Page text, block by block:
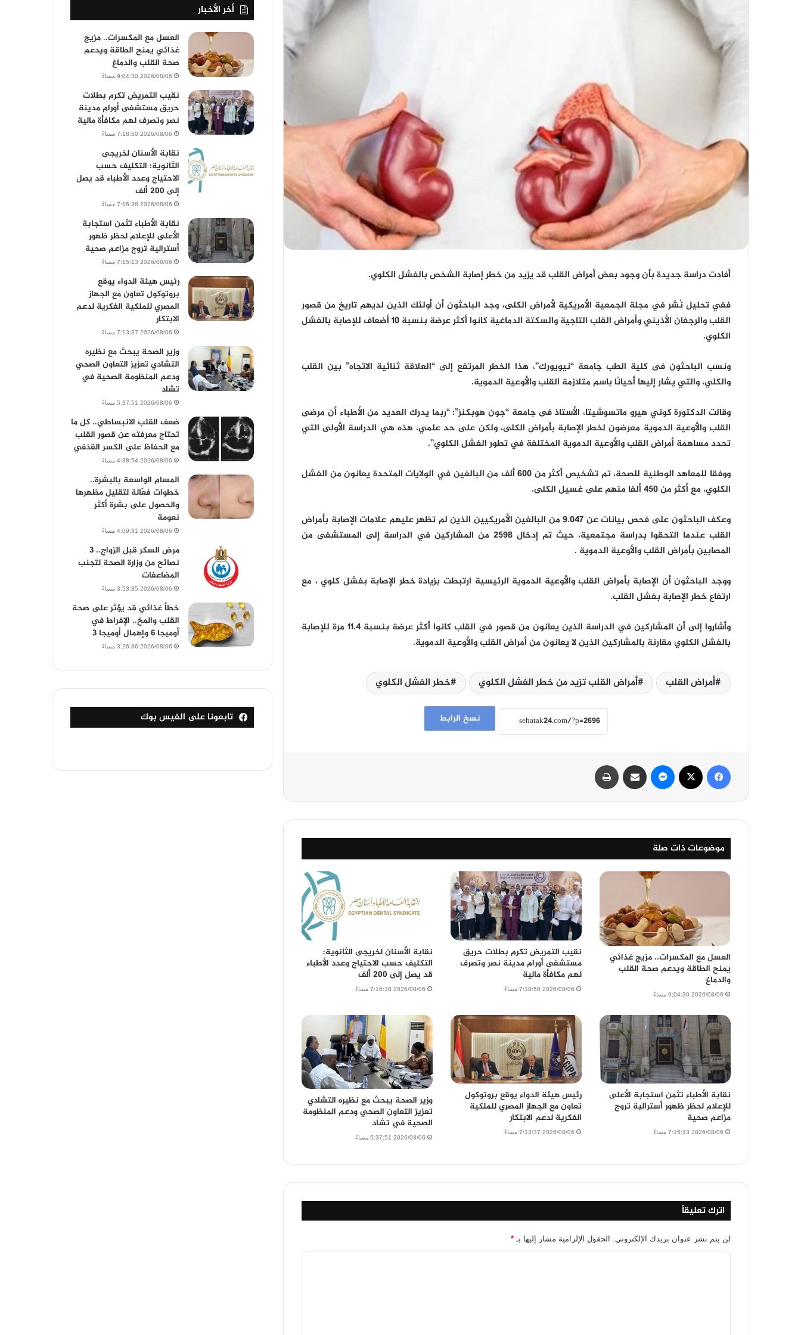
أفادت دراسة جديدة بأن وجود بعض أمراض القلب قد يزيد من خطر إصابة الشخص بالفشل الكلوي.
ففي تحليل نُشر في مجلة الجمعية الأمريكية لأمراض الكلى، وجد الباحثون أن أولئك الذين لديهم تاريخ من قصور
القلب والرجفان الأذيني وأمراض القلب التاجية والسكتة الدماغية كانوا أكثر عرضة بنسبة 10 أضعاف للإصابة بالفشل
الكلوي.
ونسب الباحثون فى كلية الطب جامعة “نيويورك”، هذا الخطر المرتفع إلى “العلاقة ثنائية الاتجاه” بين القلب
والكلي، والتي يشار إليها أحيانًا باسم متلازمة القلب والأوعية الدموية.
وقالت الدكتورة كوني هيرو ماتسوشيتا، الأستاذ فى جامعة “جون هوبكنز”: “ربما يدرك العديد من الأطباء أن مرضى
القلب والأوعية الدموية معرضون لخطر الإصابة بأمراض الكلى، ولكن على حد علمي، هذه هي الدراسة الأولى التي
تحدد مساهمة أمراض القلب والأوعية الدموية المختلفة في تطور الفشل الكلوي”.
ووفقا للمعاهد الوطنية للصحة، تم تشخيص أكثر من 600 ألف من البالغين في الولايات المتحدة يعانون من الفشل
الكلوي، مع أكثر من 450 ألفا منهم على غسيل الكلى.
وعكف الباحثون على فحص بيانات عن 9.047 من البالغين الأمريكيين الذين لم تظهر عليهم علامات الإصابة بأمراض
القلب عندما التحقوا بدراسة مجتمعية، حيث تم إدخال 2598 من المشاركين في الدراسة إلى المستشفى من
المصابين بأمراض القلب والأوعية الدموية .
ووجد الباحثون أن الإصابة بأمراض القلب والأوعية الدموية الرئيسية ارتبطت بزيادة خطر الإصابة بفشل كلوي ، مع
ارتفاع خطر الإصابة بفشل القلب.
وأشاروا إلى أن المشاركين في الدراسة الذين يعانون من قصور في القلب كانوا أكثر عرضة بنسبة 11.4 مرة للإصابة
بالفشل الكلوي مقارنة بالمشاركين الذين لا يعانون من أمراض القلب والأوعية الدموية.
أمراض القلب أمراض القلب تزيد من خطر الفشل الكلوي خطر الفشل الكلوي
نسخ الرابط
فيسبوك ماسنجر مشاركة عبر البريد
موضوعات ذات صلة
العسل مع المكسرات.. مزيج غذائي
يمنح الطاقة ويدعم صحة القلب
والدماغ
2026/08/06 9:04:30 مساءً
نقيب التمريض تكرم بطلات حريق
مستشفى أورام مدينة نصر وتصرف
لهم مكافأة مالية
2026/08/06 7:18:50 مساءً
نقابة الأسنان لخريجى الثانوية:
التكليف حسب الاحتياج وعدد الأطباء
قد يصل إلى 200 ألف
2026/08/06 7:16:38 مساءً
نقابة الأطباء تثمن استجابة الأعلى
للإعلام لحظر ظهور أسترالية تروج
مزاعم صحية
2026/08/06 7:15:13 مساءً
رئيس هيئة الدواء يوقع بروتوكول
تعاون مع الجهاز المصري للملكية
الفكرية لدعم الابتكار
2026/08/06 7:13:37 مساءً
وزير الصحة يبحث مع نظيره التشادي
تعزيز التعاون الصحي ودعم المنظومة
الصحية في تشاد
2026/08/06 5:37:51 مساءً
اترك تعليقاً
لن يتم نشر عنوان بريدك الإلكتروني. الحقول الإلزامية مشار إليها بـ *
أخر الأخبار
العسل مع المكسرات.. مزيج
غذائي يمنح الطاقة ويدعم
صحة القلب والدماغ
2026/08/06 9:04:30 مساءً
نقيب التمريض تكرم بطلات
حريق مستشفى أورام مدينة
نصر وتصرف لهم مكافأة مالية
2026/08/06 7:18:50 مساءً
نقابة الأسنان لخريجى
الثانوية: التكليف حسب
الاحتياج وعدد الأطباء قد يصل
إلى 200 ألف
2026/08/06 7:16:38 مساءً
نقابة الأطباء تثمن استجابة
الأعلى للإعلام لحظر ظهور
أسترالية تروج مزاعم صحية
2026/08/06 7:15:13 مساءً
رئيس هيئة الدواء يوقع
بروتوكول تعاون مع الجهاز
المصري للملكية الفكرية لدعم
الابتكار
2026/08/06 7:13:37 مساءً
وزير الصحة يبحث مع نظيره
التشادي تعزيز التعاون الصحي
ودعم المنظومة الصحية في
تشاد
2026/08/06 5:37:51 مساءً
ضعف القلب الانبساطي.. كل ما
تحتاج معرفته عن قصور القلب
مع الحفاظ على الكسر القذفي
2026/08/06 4:38:54 مساءً
المسام الواسعة بالبشرة..
خطوات فعّالة لتقليل مظهرها
والحصول على بشرة أكثر
نعومة
2026/08/06 4:09:31 مساءً
مرض السكر قبل الزواج.. 3
نصائح من وزارة الصحة لتجنب
المضاعفات
2026/08/06 3:53:35 مساءً
خطأ غذائي قد يؤثر على صحة
القلب والمخ.. الإفراط في
أوميجا 6 وإهمال أوميجا 3
2026/08/06 3:26:36 مساءً
تابعونا على الفيس بوك